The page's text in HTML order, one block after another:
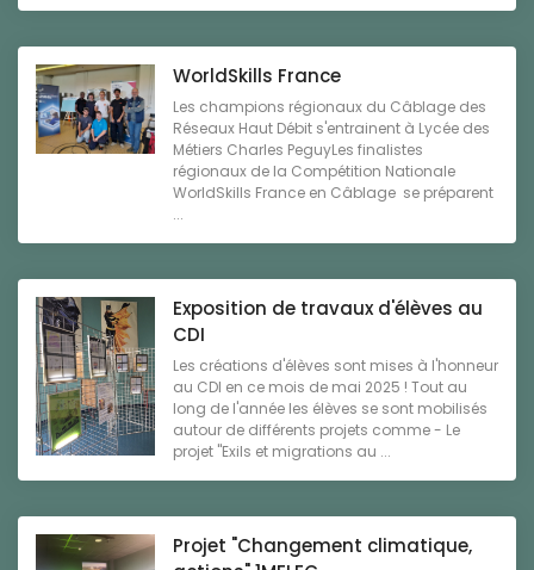
WorldSkills France
Les champions régionaux du Câblage des
Réseaux Haut Débit s'entrainent à Lycée des
Métiers Charles PeguyLes finalistes
régionaux de la Compétition Nationale
WorldSkills France en Câblage se préparent
...
Exposition de travaux d'élèves au
CDI
Les créations d'élèves sont mises à l'honneur
au CDI en ce mois de mai 2025 ! Tout au
long de l'année les élèves se sont mobilisés
autour de différents projets comme - Le
projet "Exils et migrations au ...
Projet "Changement climatique,